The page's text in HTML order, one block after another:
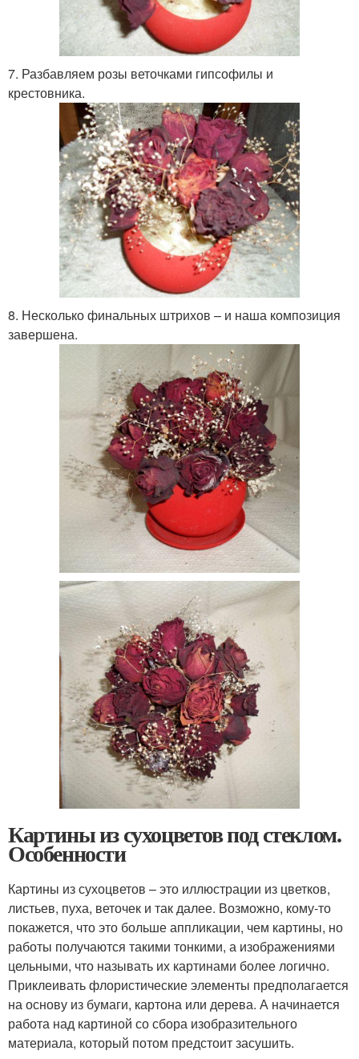
7. Разбавляем розы веточками гипсофилы и
крестовника.
8. Несколько финальных штрихов – и наша композиция
завершена.
Картины из сухоцветов под стеклом.
Особенности
Картины из сухоцветов – это иллюстрации из цветков,
листьев, пуха, веточек и так далее. Возможно, кому-то
покажется, что это больше аппликации, чем картины, но
работы получаются такими тонкими, а изображениями
цельными, что называть их картинами более логично.
Приклеивать флористические элементы предполагается
на основу из бумаги, картона или дерева. А начинается
работа над картиной со сбора изобразительного
материала, который потом предстоит засушить.